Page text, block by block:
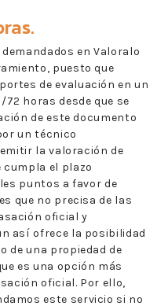
en Valoralo
puesto que
de evaluación en un
horas desde que se
de este documento
un técnico
la valoración de
cumpla el plazo
puntos a favor de
que no precisa de las
oficial y
así ofrece la posibilidad
de una propiedad de
es una opción más
oficial. Por ello,
este servicio si no